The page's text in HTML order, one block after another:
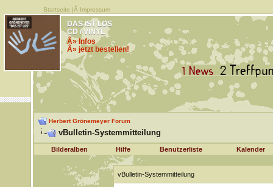
Startseite |Â Impressum
DAS IST LOS
CD / VINYL
Â» Infos
Â» jetzt bestellen!
Herbert Grönemeyer Forum
vBulletin-Systemmitteilung
Bilderalben Hilfe Benutzerliste Kalender
vBulletin-Systemmitteilung